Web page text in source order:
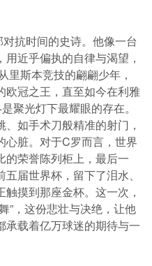
抗时间的史诗。他像一台
近乎偏执的自律与渴望，
里斯本竞技的翩翩少年，
欧冠之王，直至如今在利雅
聚光灯下最耀眼的存在。
如手术刀般精准的射门，
心脏。对于C罗而言，世界
的荣誉陈列柜上，最后一
届世界杯，留下了泪水、
摸到那座金杯。这一次，
”，这份悲壮与决绝，让他
承载着亿万球迷的期待与一